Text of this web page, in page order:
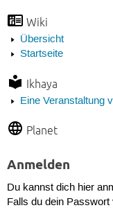
Wiki
Übersicht
Startseite
Ikhaya
Eine Veranstaltung
Planet
Anmelden
Du kannst dich hier
Falls du dein